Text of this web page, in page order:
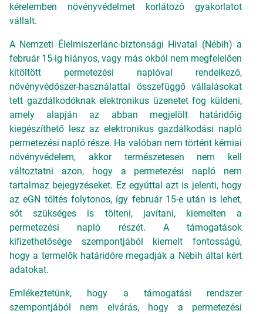
kérelemben növényvédelmet korlátozó gyakorlatot
vállalt.
A Nemzeti Élelmiszerlánc-biztonsági Hivatal (Nébih) a
február 15-ig hiányos, vagy más okból nem megfelelően
kitöltött permetezési naplóval rendelkező,
növényvédőszer-használattal összefüggő vállalásokat
tett gazdálkodóknak elektronikus üzenetet fog küldeni,
amely alapján az abban megjelölt határidőig
kiegészíthető lesz az elektronikus gazdálkodási napló
permetezési napló része. Ha valóban nem történt kémiai
növényvédelem, akkor természetesen nem kell
változtatni azon, hogy a permetezési napló nem
tartalmaz bejegyzéseket. Ez egyúttal azt is jelenti, hogy
az eGN töltés folytonos, így február 15-e után is lehet,
sőt szükséges is tölteni, javítani, kiemelten a
permetezési napló részét. A támogatások
kifizethetősége szempontjából kiemelt fontosságú,
hogy a termelők határidőre megadják a Nébih által kért
adatokat.
Emlékeztetünk, hogy a támogatási rendszer
szempontjából nem elvárás, hogy a permetezési